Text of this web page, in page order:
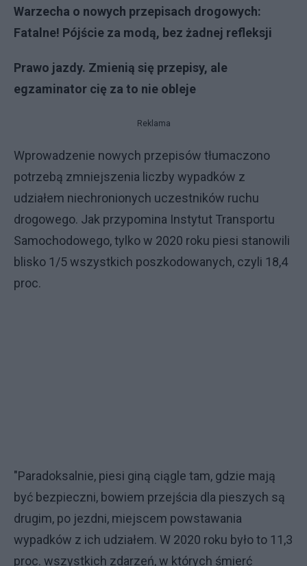
Warzecha o nowych przepisach drogowych:
Fatalne! Pójście za modą, bez żadnej refleksji
Prawo jazdy. Zmienią się przepisy, ale
egzaminator cię za to nie obleje
Reklama
Wprowadzenie nowych przepisów tłumaczono
potrzebą zmniejszenia liczby wypadków z
udziałem niechronionych uczestników ruchu
drogowego. Jak przypomina Instytut Transportu
Samochodowego, tylko w 2020 roku piesi stanowili
blisko 1/5 wszystkich poszkodowanych, czyli 18,4
proc.
"Paradoksalnie, piesi giną ciągle tam, gdzie mają
być bezpieczni, bowiem przejścia dla pieszych są
drugim, po jezdni, miejscem powstawania
wypadków z ich udziałem. W 2020 roku było to 11,3
proc. wszystkich zdarzeń, w których śmierć